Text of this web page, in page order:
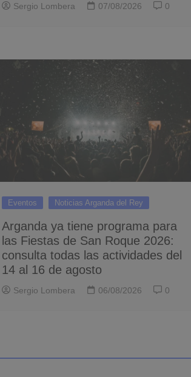
Sergio Lombera 07/08/2026 0
Eventos Noticias Arganda del Rey
Arganda ya tiene programa para
las Fiestas de San Roque 2026:
consulta todas las actividades del
14 al 16 de agosto
Sergio Lombera 06/08/2026 0